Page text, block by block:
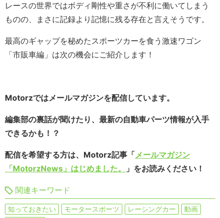
レースの世界ではボディ剛性や重さが不利に働いてしまう
ものの、まさに記録より記憶に残る存在と言えそうです。
最高のギャップを秘めたスポーツカーを食う激速ワゴン
「市販車編」は次の機会にご紹介します！
Motorzではメールマガジンを配信しています。
編集部の裏話が聞けたり、最新の自動車パーツ情報が入手
できるかも！？
配信を希望する方は、Motorz記事「メールマガジン
「MotorzNews」はじめました。
」をお読みください！
関連キーワード
知っておきたい モータースポーツ レーシングカー 動画